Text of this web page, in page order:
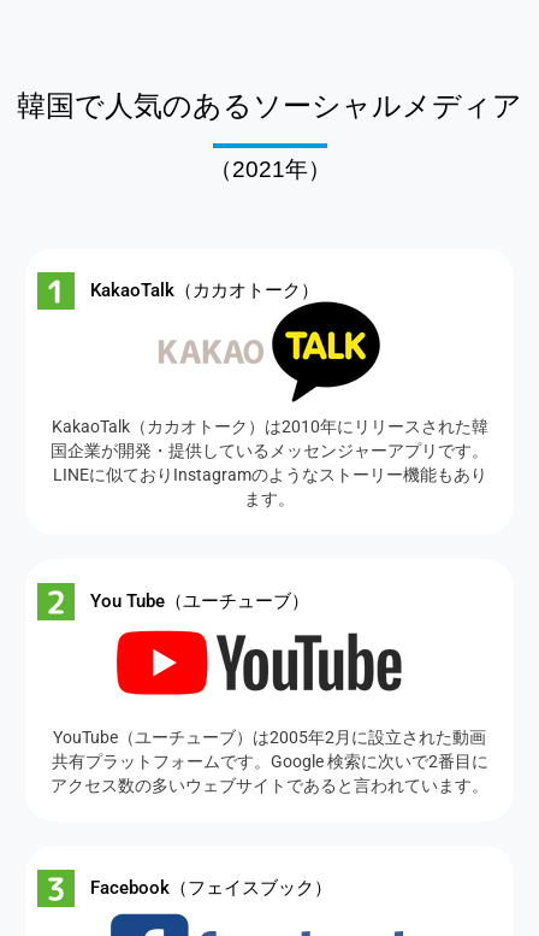
韓国で人気のあるソーシャルメディア
（2021年）
KakaoTalk（カカオトーク）
KakaoTalk（カカオトーク）は2010年にリリースされた韓
国企業が開発・提供しているメッセンジャーアプリです。
LINEに似ておりInstagramのようなストーリー機能もあり
ます。
You Tube（ユーチューブ）
YouTube（ユーチューブ）は2005年2月に設立された動画
共有プラットフォームです。Google 検索に次いで2番目に
アクセス数の多いウェブサイトであると言われています。
Facebook（フェイスブック）